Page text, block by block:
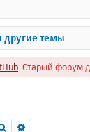
темы
. Старый форум
Поиск